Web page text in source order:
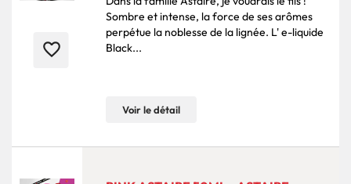
favorite_border
Sombre et intense, la force de ses arômes
perpétue la noblesse de la lignée. L' e-liquide
Black...
Voir le détail